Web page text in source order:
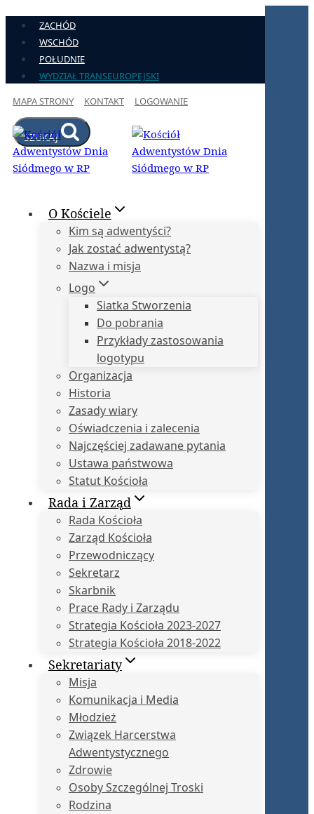
Przejdź
treści
ZACHÓD
WSCHÓD
POŁUDNIE
WYDZIAŁ TRANSEUROPEJSKI
MAPA STRONY
KONTAKT LOGOWANIE
SZUKAJ
O Kościele
Kim są adwentyści?
Jak zostać adwentystą?
Nazwa i misja
Logo
Siatka Stworzenia
Do pobrania
Przykłady zastosowania
logotypu
Organizacja
Historia
Zasady wiary
Oświadczenia i zalecenia
Najczęściej zadawane pytania
Ustawa państwowa
Statut Kościoła
Rada i Zarząd
Rada Kościoła
Zarząd Kościoła
Przewodniczący
Sekretarz
Skarbnik
Prace Rady i Zarządu
Strategia Kościoła 2023-2027
Strategia Kościoła 2018-2022
Sekretariaty
Misja
Komunikacja i Media
Młodzież
Związek Harcerstwa
Adwentystycznego
Zdrowie
Osoby Szczególnej Troski
Rodzina